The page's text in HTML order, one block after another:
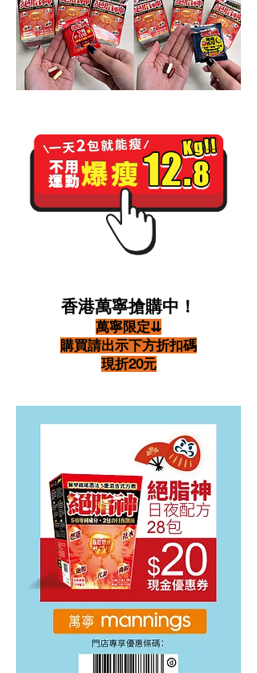
香港萬寧搶購中！
萬寧限定⇊
購買請出示下方折扣碼
現折20元